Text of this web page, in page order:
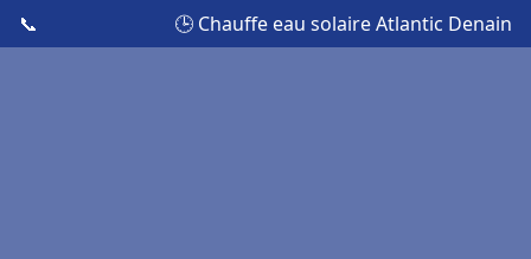
📞 🕒 Chauffe eau solaire Atlantic Denain